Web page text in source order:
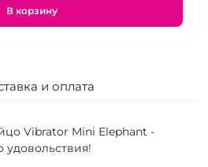
В корзину
и оплата
Vibrator Mini Elephant -
удовольствия!